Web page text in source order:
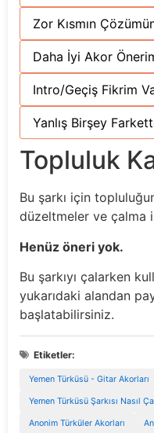
Zor Kısmın
Daha İyi Akor
Intro/Geçiş Fikrim
Yanlış Birşey
Topluluk
Bu şarkı için
düzeltmeler ve çalma
Henüz öneri yok.
Bu şarkıyı çalarken
yukarıdaki alandan
başlatabilirsiniz.
Etiketler:
Yemen Türküsü - Gitar Akorları
Yemen Türküsü Şarkısı Nasıl
Anonim Türküler Akorları